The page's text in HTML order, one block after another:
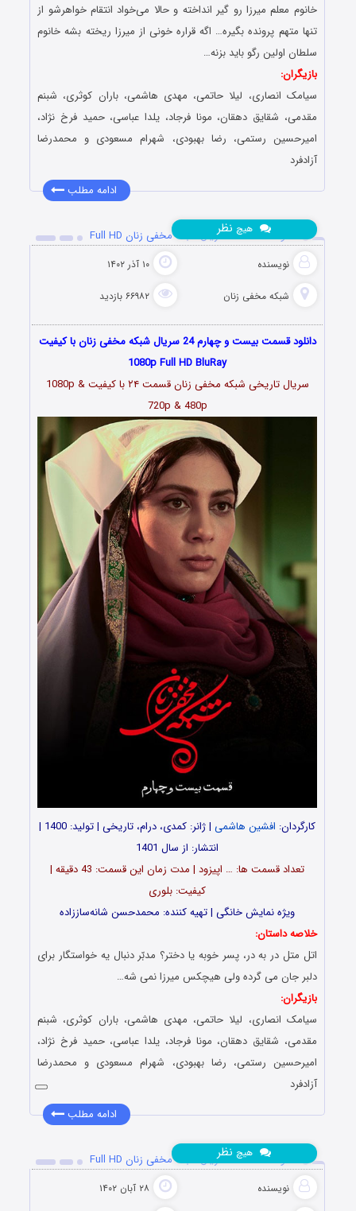
خانوم معلم میرزا رو گیر انداخته و حالا می‌خواد انتقام خواهرشو از
تنها متهم پرونده بگیره… اگه قراره خونی از میرزا ریخته بشه خانوم
سلطان اولین رگو باید بزنه…
بازیگران:
سیامک انصاری، لیلا حاتمی، مهدی هاشمی، باران کوثری، شبنم
مقدمی، شقایق دهقان، مونا فرجاد، یلدا عباسی، حمید فرخ نژاد،
امیرحسین رستمی، رضا بهبودی، شهرام مسعودی و محمدرضا
آزادفرد
ادامه مطلب
دانلود قسمت 24 سریال شبکه مخفی زنان Full HD
نویسنده ۱۰ آذر ۱۴۰۲
شبکه مخفی زنان ۶۶۹۸۲ بازدید
هیچ نظر
دانلود قسمت بیست و چهارم 24 سریال شبکه مخفی زنان با کیفیت
1080p Full HD BluRay
سریال تاریخی شبکه مخفی زنان قسمت۲۴
با کیفیت 1080p &
720p & 480p
کارگردان: افشین هاشمی
| ژانر: کمدی، درام، تاریخی | تولید: 1400 |
انتشار: از سال 1401
تعداد قسمت ‎ها: … اپیزود | مدت زمان این قسمت: 43 دقیقه |
کیفیت: بلوری
ویژه نمایش خانگی | تهیه کننده: محمدحسن شانه‌ساززاده
خلاصه داستان:
اتل متل در به در، پسر خوبه یا دختر؟ مدبّر دنبال یه خواستگار برای
دلبر جان می گرده ولی هیچکس میرزا نمی شه…
بازیگران:
سیامک انصاری، لیلا حاتمی، مهدی هاشمی، باران کوثری، شبنم
مقدمی، شقایق دهقان، مونا فرجاد، یلدا عباسی، حمید فرخ نژاد،
امیرحسین رستمی، رضا بهبودی، شهرام مسعودی و محمدرضا
آزادفرد
ادامه مطلب
دانلود قسمت 23 سریال شبکه مخفی زنان Full HD
نویسنده ۲۸ آبان ۱۴۰۲
هیچ نظر